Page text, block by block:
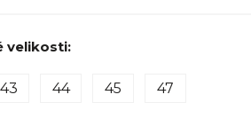
velikosti:
43 44 45 47